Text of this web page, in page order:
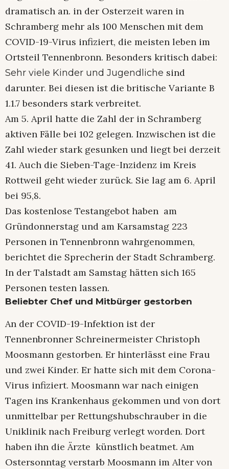
dramatisch an. in der Osterzeit waren in
Schramberg mehr als 100 Menschen mit dem
COVID-19-Virus infiziert, die meisten leben im
Ortsteil Tennenbronn. Besonders kritisch dabei:
Sehr viele Kinder und Jugendliche sind
darunter. Bei diesen ist die britische Variante B
1.1.7 besonders stark verbreitet.
Am 5. April hatte die Zahl der in Schramberg
aktiven Fälle bei 102 gelegen. Inzwischen ist die
Zahl wieder stark gesunken und liegt bei derzeit
41. Auch die Sieben-Tage-Inzidenz im Kreis
Rottweil geht wieder zurück. Sie lag am 6. April
bei 95,8.
Das kostenlose Testangebot haben am
Gründonnerstag und am Karsamstag 223
Personen in Tennenbronn wahrgenommen,
berichtet die Sprecherin der Stadt Schramberg.
In der Talstadt am Samstag hätten sich 165
Personen testen lassen.
Beliebter Chef und Mitbürger gestorben
An der COVID-19-Infektion ist der
Tennenbronner Schreinermeister Christoph
Moosmann gestorben. Er hinterlässt eine Frau
und zwei Kinder. Er hatte sich mit dem Corona-
Virus infiziert. Moosmann war nach einigen
Tagen ins Krankenhaus gekommen und von dort
unmittelbar per Rettungshubschrauber in die
Uniklinik nach Freiburg verlegt worden. Dort
haben ihn die Ärzte künstlich beatmet. Am
Ostersonntag verstarb Moosmann im Alter von